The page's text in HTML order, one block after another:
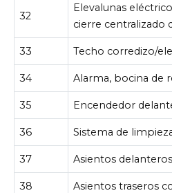
32
Elevalunas
cierre centralizado
33 Techo corredizo/
34 Alarma, bocina de
35 Encendedor
36 Sistema de
37 Asientos
38 Asientos traseros